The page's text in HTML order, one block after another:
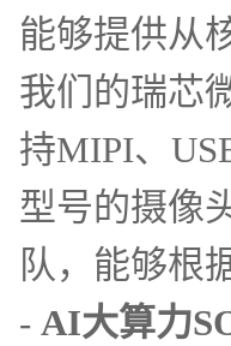
能够提供从
我们的瑞芯
持MIPI、
型号的摄像
队，能够根
- AI大算力